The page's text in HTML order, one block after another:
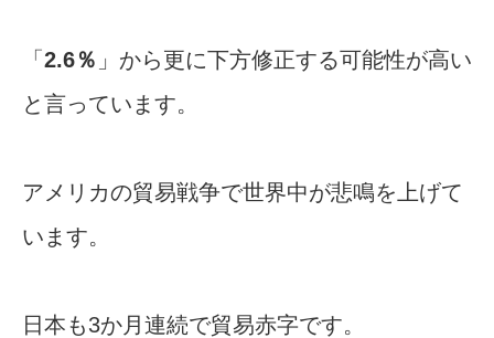
「 2.6％ 」から更に下方修正する可能性が高い
と言っています。
アメリカの貿易戦争で世界中が悲鳴を上げて
います。
日本も3か月連続で貿易赤字です。